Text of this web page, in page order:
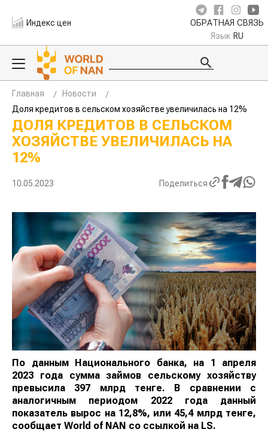
Индекс цен ОБРАТНАЯ СВЯЗЬ
Язык RU
Главная
Новости
Доля кредитов в сельском хозяйстве увеличилась на 12%
ДОЛЯ КРЕДИТОВ В СЕЛЬСКОМ
ХОЗЯЙСТВЕ УВЕЛИЧИЛАСЬ НА
12%
10.05.2023 Поделиться
По данным Национального банка, на 1 апреля
2023 года сумма займов сельскому хозяйству
превысила 397 млрд тенге. В сравнении с
аналогичным периодом 2022 года данный
показатель вырос на 12,8%, или 45,4 млрд тенге,
сообщает World of NAN со ссылкой на LS.